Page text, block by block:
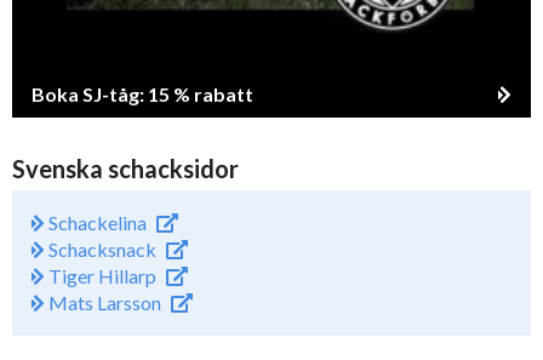
Boka SJ-tåg: 15 % rabatt
Svenska schacksidor
Schackelina
Schacksnack
Tiger Hillarp
Mats Larsson